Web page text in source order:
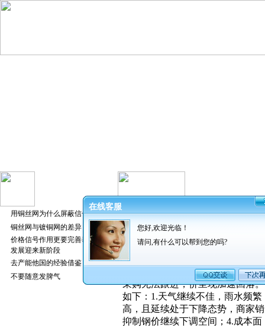
用铜丝网为什么屏蔽信号好
铜丝网与镀铜网的差异
价格信号作用更要完善养猪业
发展迎来新阶段
去产能他国的经验借鉴
不要随意发脾气
本周建材价格跌势普遍，跌幅
采购无法跟进，价呈现加速回落
如下：1.天气继续不佳，雨水频
高，且延续处于下降态势，商家
抑制钢价继续下调空间；4.成本
在线客服
您好,欢迎光临！
请问,有什么可以帮到您的吗?